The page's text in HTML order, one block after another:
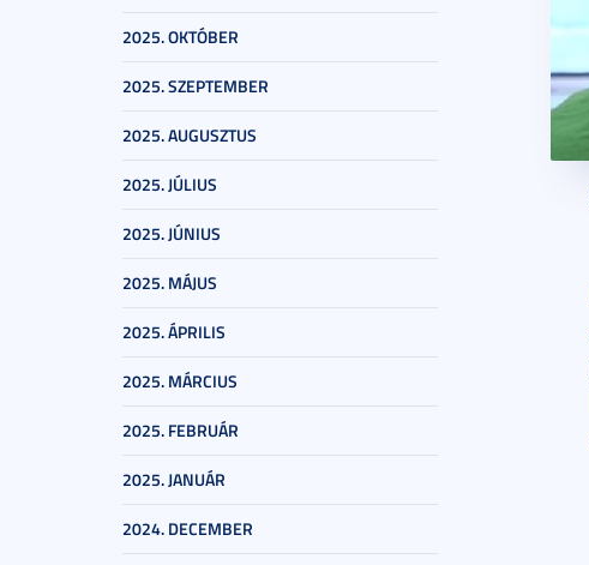
2025. OKTÓBER
2025. SZEPTEMBER
2025. AUGUSZTUS
2025. JÚLIUS
2025. JÚNIUS
2025. MÁJUS
2025. ÁPRILIS
2025. MÁRCIUS
2025. FEBRUÁR
2025. JANUÁR
2024. DECEMBER